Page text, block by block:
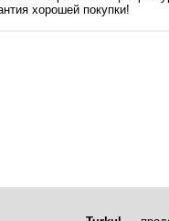
хорошей покупки!